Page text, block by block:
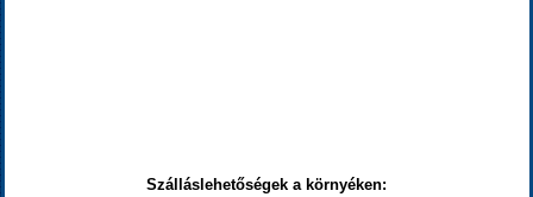
Szálláslehetőségek a környéken: